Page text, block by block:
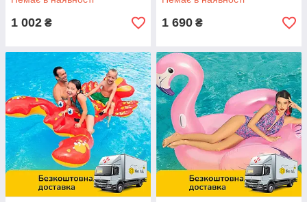
1 002 ₴ 1 690 ₴